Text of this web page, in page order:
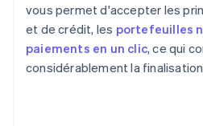
vous permet d'accepter les
et de crédit, les portefeuilles
paiements en un clic, ce qui
considérablement la